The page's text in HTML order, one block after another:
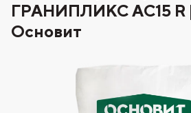
ГРАНИПЛИКС AC15 R
Основит